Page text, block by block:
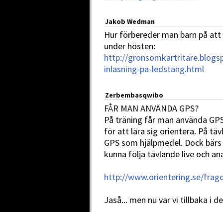
Jakob Wedman
Hur förbereder man barn på
under hösten:
http://
inlasning-pa-ledstang.html
Zerbembasqwibo
FÅR MAN ANVÄNDA GPS?
På träning får man använda
för att lära sig orientera. På
GPS som hjälpmedel. Dock
kunna följa tävlande live och
http://www.orientering.se/
Jaså... men nu var vi tillbaka i